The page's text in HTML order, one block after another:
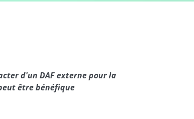
d'un DAF externe pour la
être bénéfique